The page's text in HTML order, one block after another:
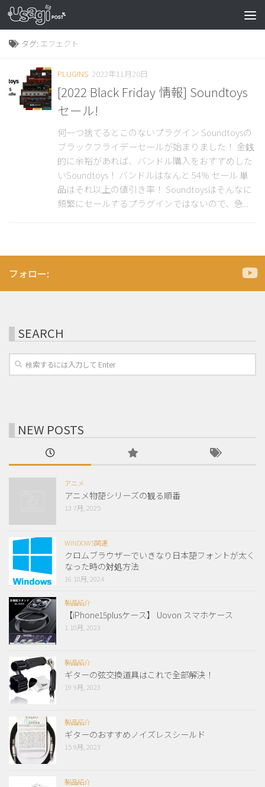
タグ: エフェクト
PLUGINS 2022年11月20日
[2022 Black Friday 情報] Soundtoys
セール!
何一つ捨てるとこのないプラグイン Soundtoysの
ブラックフライデーセールが始まりました！ 金銭
的に余裕があれば、バンドル購入をおすすめした
いSoundtoys！ バンドルはなんと 54% セール 単
品はそれ以上の値引き率！ Soundtoysはそんなに
頻繁にセールするプラグインではないので、急...
フォロー:
SEARCH
NEW POSTS
アニメ
アニメ物語シリーズの観る順番
13 7月, 2025
WINDOWS関連
クロムブラウザーでいきなり日本語フォントが太く
なった時の対処方法
16 10月, 2024
製品紹介
【iPhone15plusケース】 Uovon スマホケース
1 10月, 2023
製品紹介
ギターの弦交換道具はこれで全部解決！
19 9月, 2023
製品紹介
ギターのおすすめノイズレスシールド
15 9月, 2023
製品紹介